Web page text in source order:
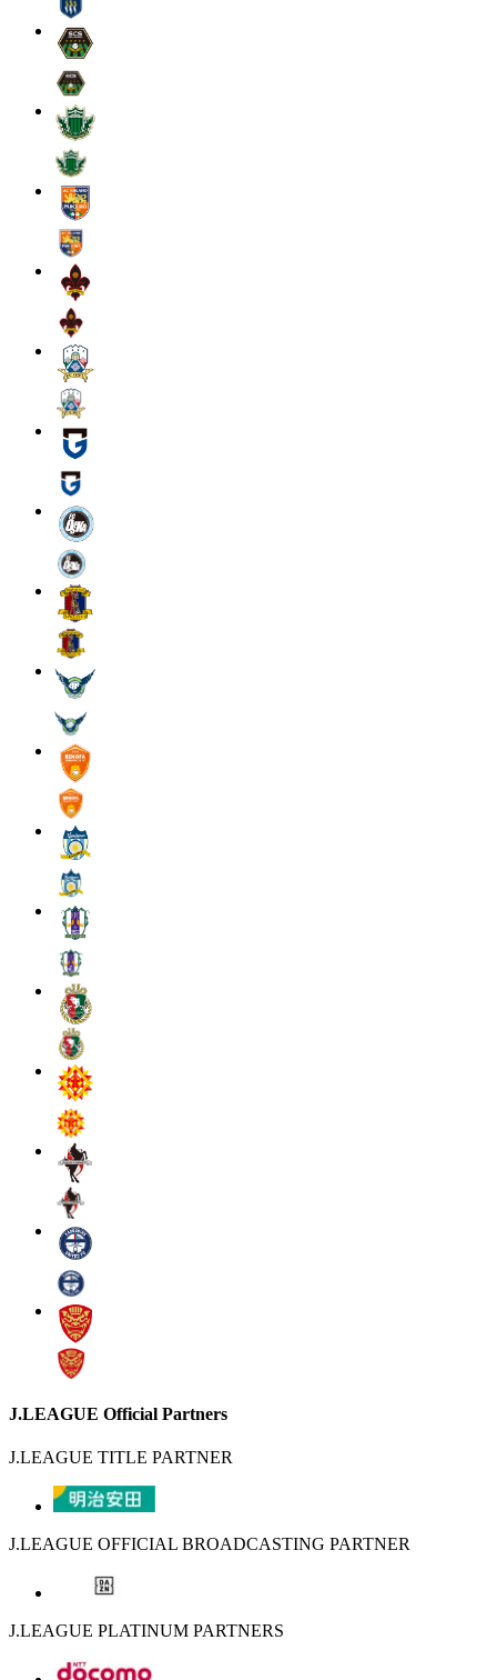
J.LEAGUE Official Partners
J.LEAGUE TITLE PARTNER
J.LEAGUE OFFICIAL BROADCASTING PARTNER
J.LEAGUE PLATINUM PARTNERS